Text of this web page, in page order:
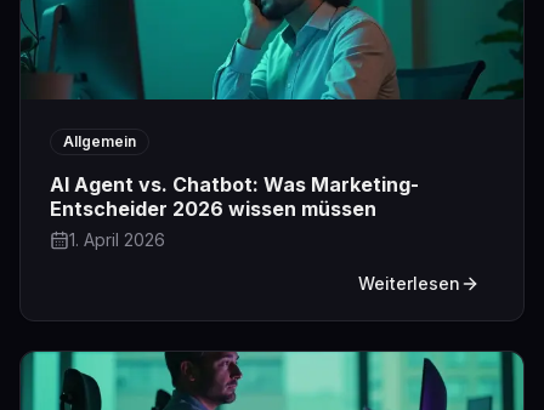
Allgemein
AI Agent vs. Chatbot: Was Marketing-
Entscheider 2026 wissen müssen
1. April 2026
Weiterlesen